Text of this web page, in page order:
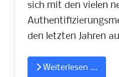
sich mit den vielen
den letzten Jahren
Weiterlesen ...